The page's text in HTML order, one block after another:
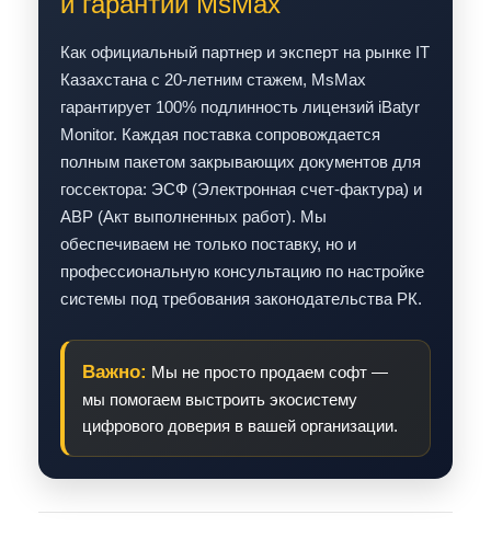
Как официальный партнер и эксперт на рынке IT
Казахстана с 20-летним стажем, MsMax
гарантирует 100% подлинность лицензий iBatyr
Monitor. Каждая поставка сопровождается
полным пакетом закрывающих документов для
госсектора: ЭСФ (Электронная счет-фактура) и
АВР (Акт выполненных работ). Мы
обеспечиваем не только поставку, но и
профессиональную консультацию по настройке
системы под требования законодательства РК.
Важно: Мы не просто продаем софт —
мы помогаем выстроить экосистему
цифрового доверия в вашей организации.